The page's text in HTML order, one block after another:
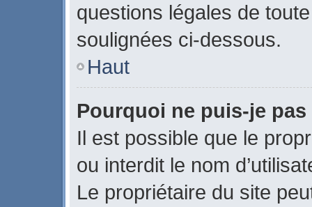
questions légales de
soulignées ci-dessous.
Haut
Pourquoi ne puis-je pas
Il est possible que le
ou interdit le nom
Le propriétaire du site